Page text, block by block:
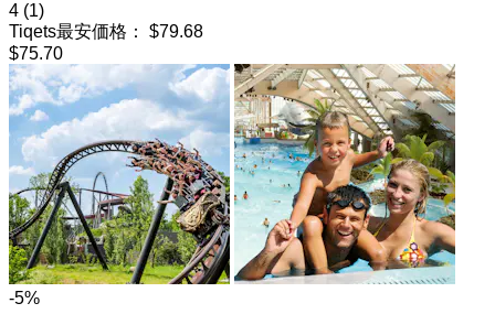
4 (1)
Tiqets最安価格：
$79.68
$75.70
-5%